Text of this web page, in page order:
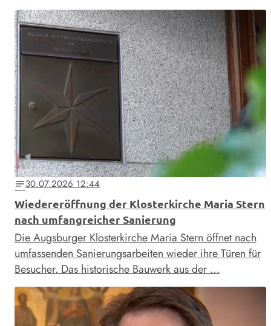
notes30.07.2026 12:44
Wiedereröffnung der Klosterkirche Maria Stern
nach umfangreicher Sanierung
Die Augsburger Klosterkirche Maria Stern öffnet nach
umfassenden Sanierungsarbeiten wieder ihre Türen für
Besucher. Das historische Bauwerk aus der …